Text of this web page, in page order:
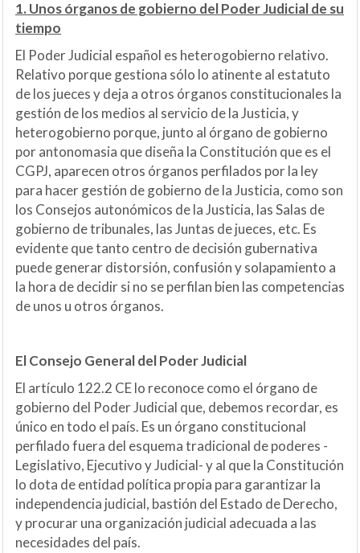
1. Unos órganos de gobierno del Poder Judicial de su
tiempo
El Poder Judicial español es heterogobierno relativo.
Relativo porque gestiona sólo lo atinente al estatuto
de los jueces y deja a otros órganos constitucionales la
gestión de los medios al servicio de la Justicia, y
heterogobierno porque, junto al órgano de gobierno
por antonomasia que diseña la Constitución que es el
CGPJ, aparecen otros órganos perfilados por la ley
para hacer gestión de gobierno de la Justicia, como son
los Consejos autonómicos de la Justicia, las Salas de
gobierno de tribunales, las Juntas de jueces, etc. Es
evidente que tanto centro de decisión gubernativa
puede generar distorsión, confusión y solapamiento a
la hora de decidir si no se perfilan bien las competencias
de unos u otros órganos.
El Consejo General del Poder Judicial
El artículo 122.2 CE lo reconoce como el órgano de
gobierno del Poder Judicial que, debemos recordar, es
único en todo el país. Es un órgano constitucional
perfilado fuera del esquema tradicional de poderes -
Legislativo, Ejecutivo y Judicial- y al que la Constitución
lo dota de entidad política propia para garantizar la
independencia judicial, bastión del Estado de Derecho,
y procurar una organización judicial adecuada a las
necesidades del país.